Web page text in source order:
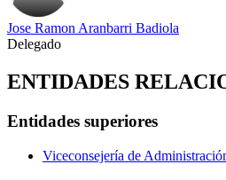
Jose Ramon Aranbarri Badiola
Delegado
ENTIDADES
Entidades superiores
Viceconsejería de